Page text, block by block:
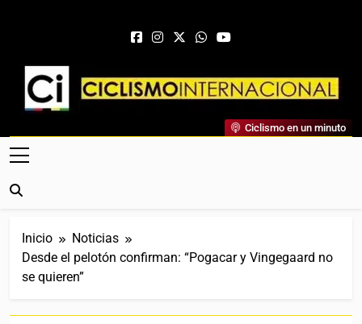
Ciclismo Internacional
Web Dedicada Al Ciclismo Mundial. Entrevistas, Análisis,
Crónicas, Previas Y Más. La Web Ciclista De Referencia.
Ciclismo en un minuto
Inicio
Noticias
Desde el pelotón confirman: “Pogacar y Vingegaard no
se quieren”